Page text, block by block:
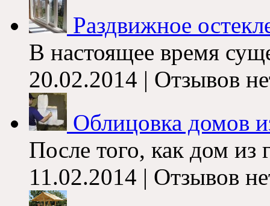
Раздвижное
В настоящее время
20.02.2014 | Отзывов
Облицовка домов
После того, как дом из
11.02.2014 | Отзывов